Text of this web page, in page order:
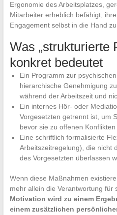
Ergonomie des Arbeitsplatzes,
Mitarbeiter erheblich befähigt,
Engagement selbst in die Hand zu
Was „strukturierte
konkret bedeutet
Ein Programm zur
hierarchische Genehmigung
während der Arbeitszeit und
Ein internes Hör- oder
Vorgesetzten getrennt ist, um
bevor sie zu offenen
Eine schriftlich formalisierte
Arbeitszeitregelung), die nicht
des Vorgesetzten überlassen
Wenn diese Maßnahmen
mehr allein die Verantwortung für
Motivation wird zu einem
einem zusätzlichen